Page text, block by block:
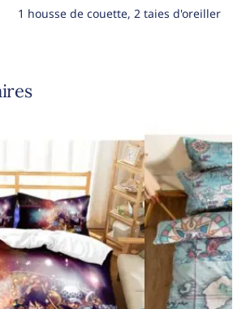
1 housse de couette, 2 taies d'oreiller